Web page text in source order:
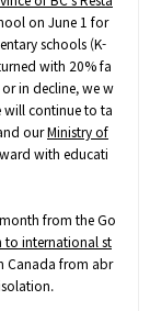
on June 1 for
schools (K-
with 20% fa
in decline, we w
will continue to ta
ourMinistry of
with educati
from the Go
to international st
Canada from abr